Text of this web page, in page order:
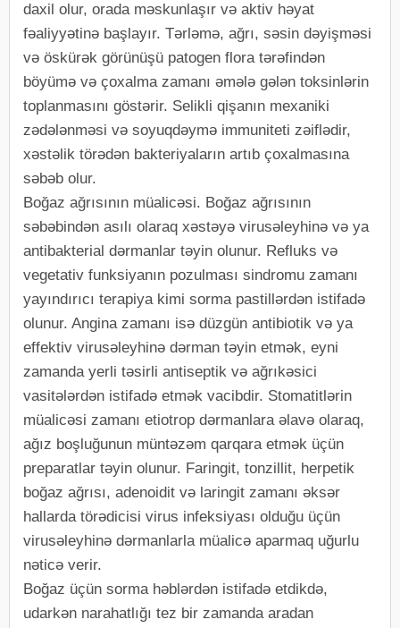
daxil olur, orada məskunlaşır və aktiv həyat
fəaliyyətinə başlayır. Tərləmə, ağrı, səsin dəyişməsi
və öskürək görünüşü patogen flora tərəfindən
böyümə və çoxalma zamanı əmələ gələn toksinlərin
toplanmasını göstərir. Selikli qişanın mexaniki
zədələnməsi və soyuqdəymə immuniteti zəiflədir,
xəstəlik törədən bakteriyaların artıb çoxalmasına
səbəb olur.
Boğaz ağrısının müalicəsi. Boğaz ağrısının
səbəbindən asılı olaraq xəstəyə virusəleyhinə və ya
antibakterial dərmanlar təyin olunur. Refluks və
vegetativ funksiyanın pozulması sindromu zamanı
yayındırıcı terapiya kimi sorma pastillərdən istifadə
olunur. Angina zamanı isə düzgün antibiotik və ya
effektiv virusəleyhinə dərman təyin etmək, eyni
zamanda yerli təsirli antiseptik və ağrıkəsici
vasitələrdən istifadə etmək vacibdir. Stomatitlərin
müalicəsi zamanı etiotrop dərmanlara əlavə olaraq,
ağız boşluğunun müntəzəm qarqara etmək üçün
preparatlar təyin olunur. Faringit, tonzillit, herpetik
boğaz ağrısı, adenoidit və laringit zamanı əksər
hallarda törədicisi virus infeksiyası olduğu üçün
virusəleyhinə dərmanlarla müalicə aparmaq uğurlu
nəticə verir.
Boğaz üçün sorma həblərdən istifadə etdikdə,
udarkən narahatlığı tez bir zamanda aradan